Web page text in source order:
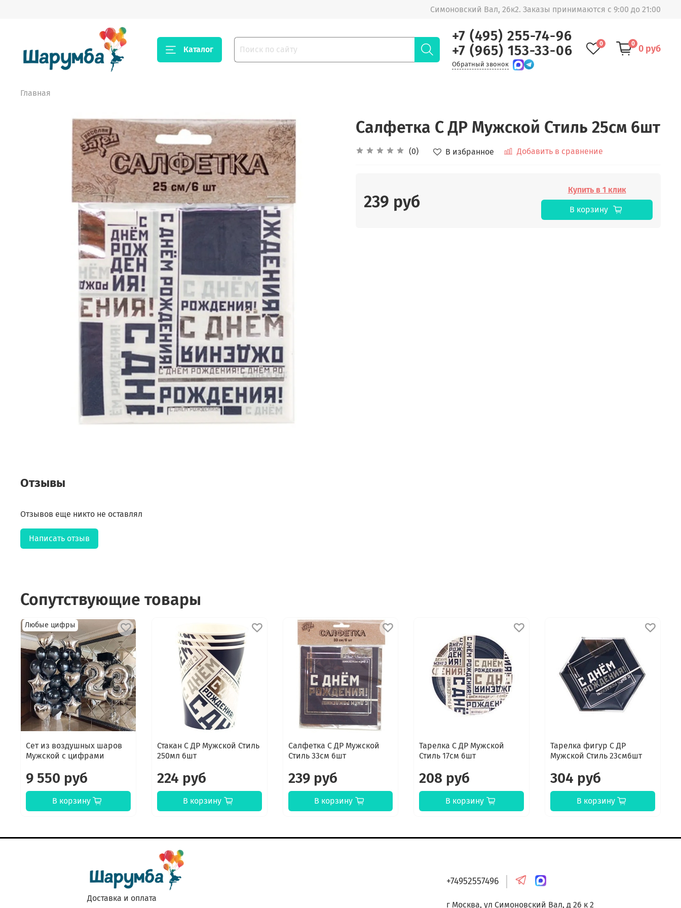
Симоновский Вал, 26к2. Заказы принимаются с 9:00 до 21:00
Каталог
+7 (495) 255-74-96
+7 (965) 153-33-06
Обратный звонок
0 0 0 руб
Главная
Салфетка С ДР Мужской Стиль 25см 6шт
(0) В избранное Добавить в сравнение
239 руб
Купить в 1 клик
В корзину
Отзывы
Отзывов еще никто не оставлял
Написать отзыв
Сопутствующие товары
Любые цифры
Сет из воздушных шаров
Мужской с цифрами
9 550 руб
В корзину
Стакан С ДР Мужской Стиль
250мл 6шт
224 руб
В корзину
Салфетка С ДР Мужской
Стиль 33см 6шт
239 руб
В корзину
Тарелка С ДР Мужской
Стиль 17см 6шт
208 руб
В корзину
Тарелка фигур С ДР
Мужской Стиль 23см6шт
304 руб
В корзину
Доставка и оплата
+74952557496
г Москва, ул Симоновский Вал, д 26 к 2